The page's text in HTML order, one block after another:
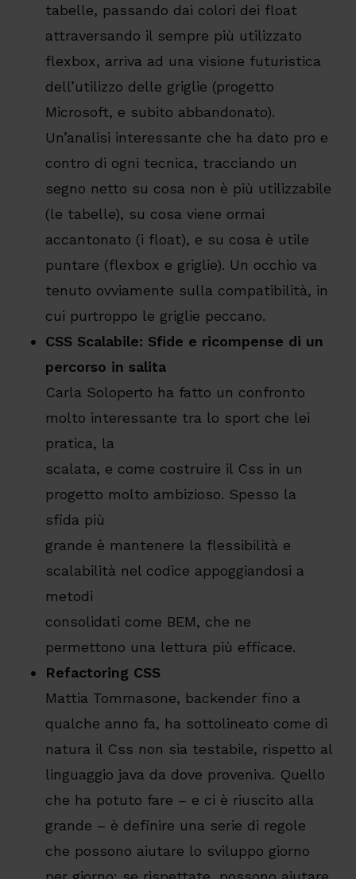
tabelle, passando dai colori dei float
attraversando il sempre più utilizzato
flexbox, arriva ad una visione futuristica
dell’utilizzo delle griglie (progetto
Microsoft, e subito abbandonato).
Un’analisi interessante che ha dato pro e
contro di ogni tecnica, tracciando un
segno netto su cosa non è più utilizzabile
(le tabelle), su cosa viene ormai
accantonato (i float), e su cosa è utile
puntare (flexbox e griglie). Un occhio va
tenuto ovviamente sulla compatibilità, in
cui purtroppo le griglie peccano.
CSS Scalabile: Sfide e ricompense di un
percorso in salita
Carla Soloperto ha fatto un confronto
molto interessante tra lo sport che lei
pratica, la
scalata, e come costruire il Css in un
progetto molto ambizioso. Spesso la
sfida più
grande è mantenere la flessibilità e
scalabilità nel codice appoggiandosi a
metodi
consolidati come BEM, che ne
permettono una lettura più efficace.
Refactoring CSS
Mattia Tommasone, backender fino a
qualche anno fa, ha sottolineato come di
natura il Css non sia testabile, rispetto al
linguaggio java da dove proveniva. Quello
che ha potuto fare – e ci è riuscito alla
grande – è definire una serie di regole
che possono aiutare lo sviluppo giorno